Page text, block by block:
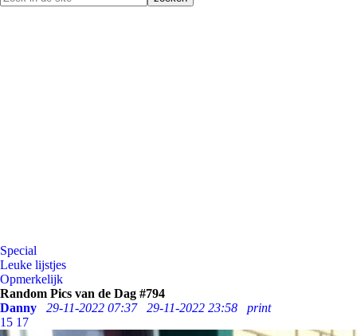
Special
Leuke lijstjes
Opmerkelijk
Random Pics van de Dag #794
Danny
29-11-2022 07:37 29-11-2022 23:58
print
15 17